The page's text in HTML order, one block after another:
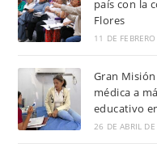
país con la
Flores
11 DE
Gran
médica a
educativo
26 DE ABRIL